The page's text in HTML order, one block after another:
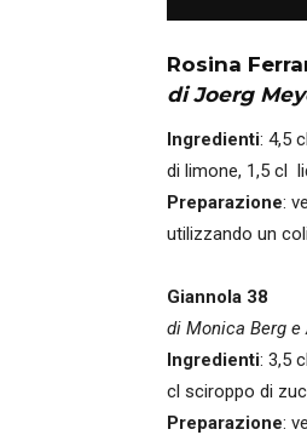
Rosina
di Joerg
Ingredienti: 4,5
di limone, 1,5 cl
Preparazione:
utilizzando un
Giannola 38
di Monica Berg e
Ingredienti: 3,5
cl sciroppo di
Preparazione: